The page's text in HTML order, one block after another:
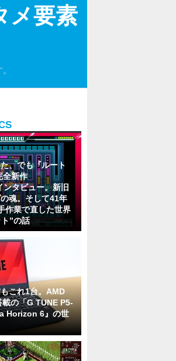
メ要素
、でも『ルート
全新作
ンタビュー。新旧
魂。そして41年
作業で直した世界
”の話
これ1台。AMD
の「G TUNE P5-
Horizon 6』の世